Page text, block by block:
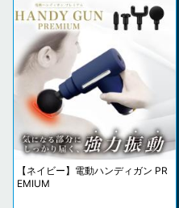
【ネイビー】電動ハンディガン PR
EMIUM